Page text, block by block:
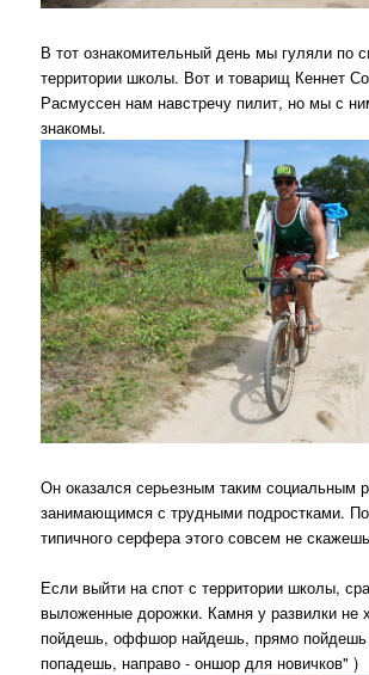
В тот ознакомительный день мы гуляли по
территории школы. Вот и товарищ Кеннет
Расмуссен нам навстречу пилит, но мы с
знакомы.
Он оказался серьезным таким социальным
занимающимся с трудными подростками.
типичного серфера этого совсем не
Если выйти на спот с территории школы,
выложенные дорожки. Камня у развилки не
пойдешь, оффшор найдешь, прямо
попадешь, направо - оншор для новичков" )